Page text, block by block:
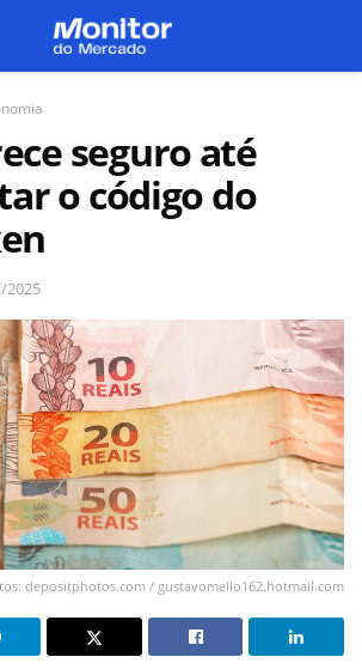
seguro até
o código do
2025
depositphotos.com / gustavomello162.hotmail.com